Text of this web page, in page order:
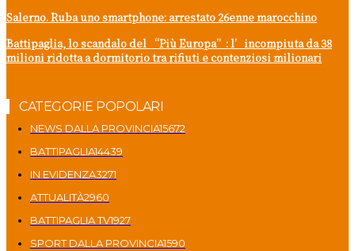
Salerno. Ruba uno smartphone: arrestato 26enne marocchino
Battipaglia, lo scandalo del “Più Europa”: l’incompiuta da 38
milioni ridotta a dormitorio tra rifiuti e contenziosi milionari
CATEGORIE POPOLARI
NEWS DALLA PROVINCIA15672
BATTIPAGLIA14439
IN EVIDENZA3271
ATTUALITÀ2960
BATTIPAGLIA TV1927
SPORT DALLA PROVINCIA1590